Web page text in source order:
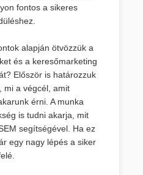
fontos a sikeres
alapján ötvözzük a
és a keresőmarketing
Először is határozzuk
mi a végcél, amit
érni. A munka
is tudni akarja, mit
segítségével. Ha ez
egy nagy lépés a siker